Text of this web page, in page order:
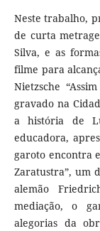
Neste trabalho,
de curta
Silva, e as
filme para
Nietzsche
gravado na
a história de
educadora,
garoto encontra
Zaratustra”, um
alemão
mediação, o
alegorias da